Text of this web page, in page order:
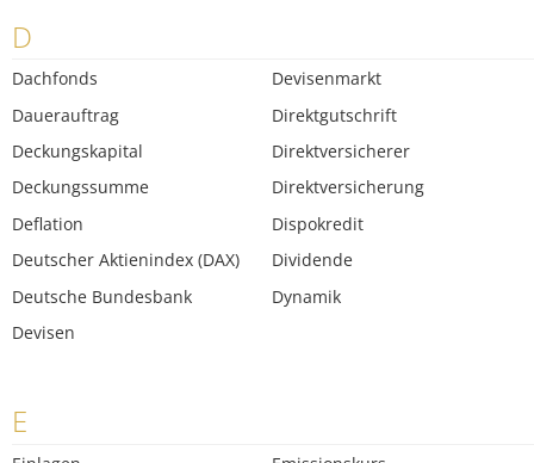
D
Dachfonds
Dauerauftrag
Deckungskapital
Deckungssumme
Deflation
Deutscher Aktienindex (DAX)
Deutsche Bundesbank
Devisen
Devisenmarkt
Direktgutschrift
Direktversicherer
Direktversicherung
Dispokredit
Dividende
Dynamik
E